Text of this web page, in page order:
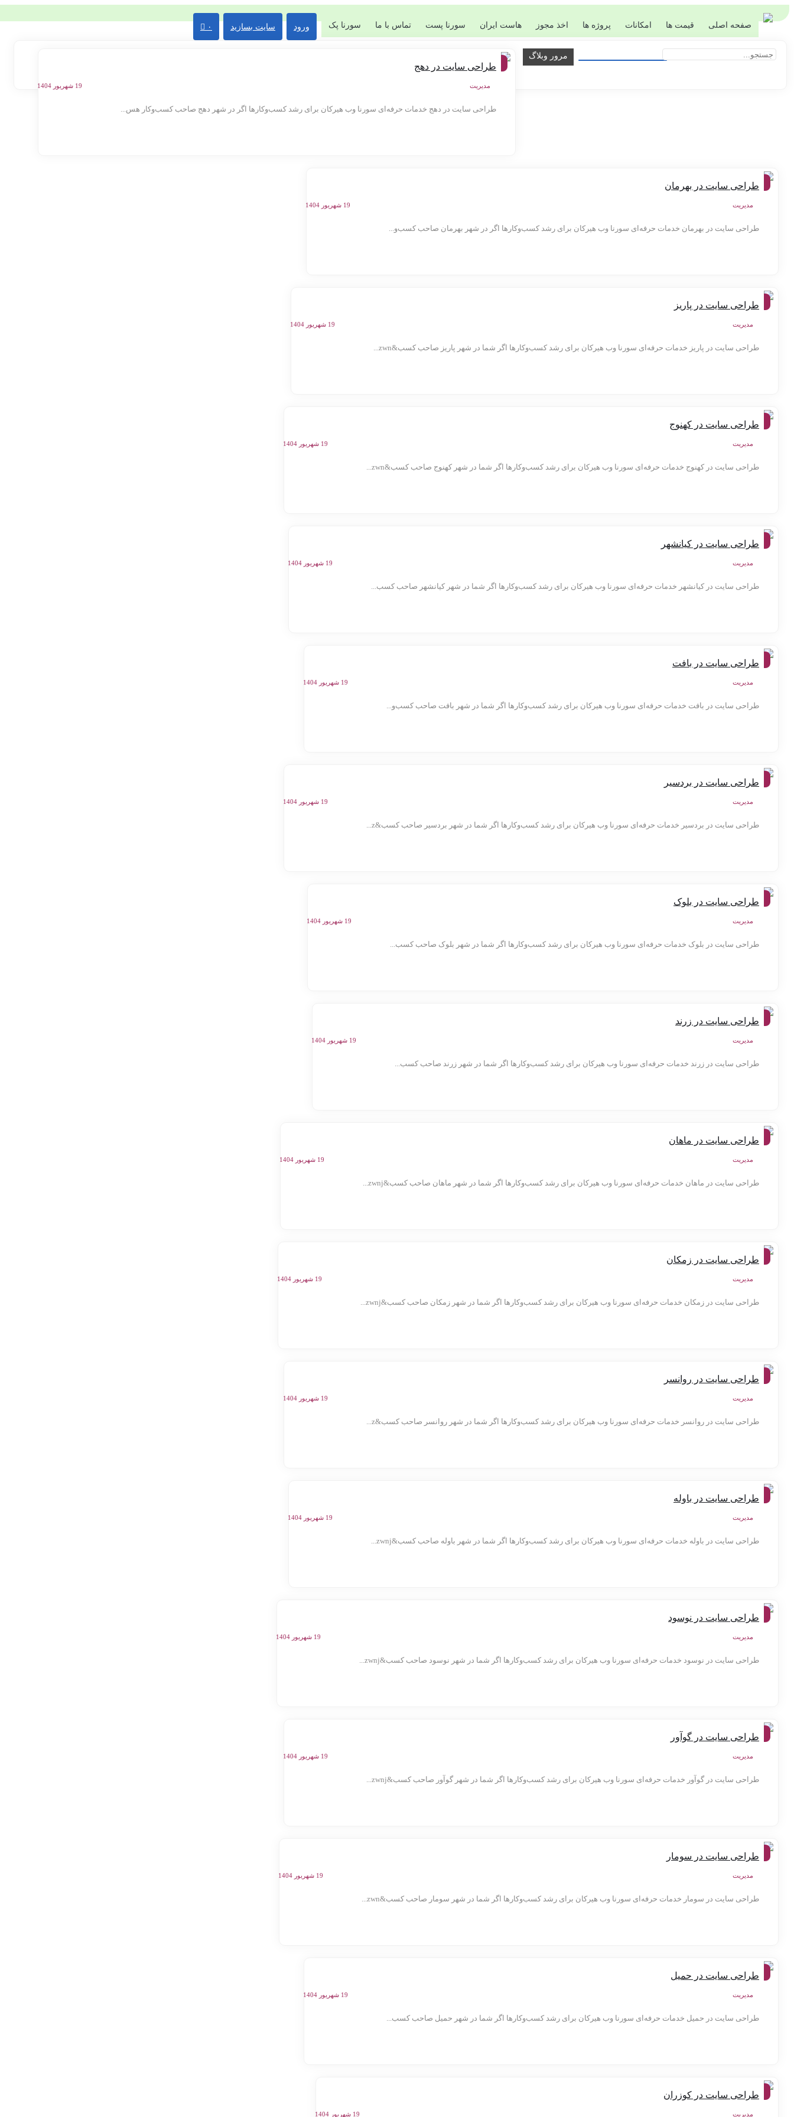
صفحه اصلی قیمت ها امکانات پروژه ها اخذ مجوز هاست ایران سورنا پست تماس با ما سورنا پک ورود سایت بسازید ۰
مرور وبلاگ
هاطراحی سایت در دهج
مدیریت 19 شهریور 1404
طراحی سایت در دهج خدمات حرفه‌ای سورنا وب هیرکان برای رشد کسب‌وکارها اگر در شهر دهج صاحب کسب‌وکار هس...
هاطراحی سایت در بهرمان
مدیریت 19 شهریور 1404
طراحی سایت در بهرمان خدمات حرفه‌ای سورنا وب هیرکان برای رشد کسب‌وکارها اگر در شهر بهرمان صاحب کسب‌و...
هاطراحی سایت در پاریز
مدیریت 19 شهریور 1404
طراحی سایت در پاریز خدمات حرفه‌ای سورنا وب هیرکان برای رشد کسب‌وکارها اگر شما در شهر پاریز صاحب کسب&zwn...
هاطراحی سایت در کهنوج
مدیریت 19 شهریور 1404
طراحی سایت در کهنوج خدمات حرفه‌ای سورنا وب هیرکان برای رشد کسب‌وکارها اگر شما در شهر کهنوج صاحب کسب&zwn...
هاطراحی سایت در کیانشهر
مدیریت 19 شهریور 1404
طراحی سایت در کیانشهر خدمات حرفه‌ای سورنا وب هیرکان برای رشد کسب‌وکارها اگر شما در شهر کیانشهر صاحب کسب...
هاطراحی سایت در بافت
مدیریت 19 شهریور 1404
طراحی سایت در بافت خدمات حرفه‌ای سورنا وب هیرکان برای رشد کسب‌وکارها اگر شما در شهر بافت صاحب کسب‌و...
هاطراحی سایت در بردسیر
مدیریت 19 شهریور 1404
طراحی سایت در بردسیر خدمات حرفه‌ای سورنا وب هیرکان برای رشد کسب‌وکارها اگر شما در شهر بردسیر صاحب کسب&z...
هاطراحی سایت در بلوک
مدیریت 19 شهریور 1404
طراحی سایت در بلوک خدمات حرفه‌ای سورنا وب هیرکان برای رشد کسب‌وکارها اگر شما در شهر بلوک صاحب کسب‌...
هاطراحی سایت در زرند
مدیریت 19 شهریور 1404
طراحی سایت در زرند خدمات حرفه‌ای سورنا وب هیرکان برای رشد کسب‌وکارها اگر شما در شهر زرند صاحب کسب‌...
هاطراحی سایت در ماهان
مدیریت 19 شهریور 1404
طراحی سایت در ماهان خدمات حرفه‌ای سورنا وب هیرکان برای رشد کسب‌وکارها اگر شما در شهر ماهان صاحب کسب&zwnj...
هاطراحی سایت در زمکان
مدیریت 19 شهریور 1404
طراحی سایت در زمکان خدمات حرفه‌ای سورنا وب هیرکان برای رشد کسب‌وکارها اگر شما در شهر زمکان صاحب کسب&zwnj...
هاطراحی سایت در روانسر
مدیریت 19 شهریور 1404
طراحی سایت در روانسر خدمات حرفه‌ای سورنا وب هیرکان برای رشد کسب‌وکارها اگر شما در شهر روانسر صاحب کسب&z...
هاطراحی سایت در باوله
مدیریت 19 شهریور 1404
طراحی سایت در باوله خدمات حرفه‌ای سورنا وب هیرکان برای رشد کسب‌وکارها اگر شما در شهر باوله صاحب کسب&zwnj...
هاطراحی سایت در نوسود
مدیریت 19 شهریور 1404
طراحی سایت در نوسود خدمات حرفه‌ای سورنا وب هیرکان برای رشد کسب‌وکارها اگر شما در شهر نوسود صاحب کسب&zwnj...
هاطراحی سایت در گوآور
مدیریت 19 شهریور 1404
طراحی سایت در گوآور خدمات حرفه‌ای سورنا وب هیرکان برای رشد کسب‌وکارها اگر شما در شهر گوآور صاحب کسب&zwnj...
هاطراحی سایت در سومار
مدیریت 19 شهریور 1404
طراحی سایت در سومار خدمات حرفه‌ای سورنا وب هیرکان برای رشد کسب‌وکارها اگر شما در شهر سومار صاحب کسب&zwn...
هاطراحی سایت در حمیل
مدیریت 19 شهریور 1404
طراحی سایت در حمیل خدمات حرفه‌ای سورنا وب هیرکان برای رشد کسب‌وکارها اگر شما در شهر حمیل صاحب کسب‌...
هاطراحی سایت در کوزران
مدیریت 19 شهریور 1404